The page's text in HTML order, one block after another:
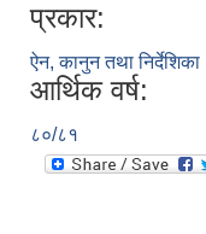
प्रकार:
ऐन, कानुन तथा निर्देशिका
आर्थिक वर्ष:
८०/८१